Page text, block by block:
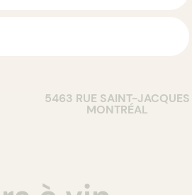
5463 RUE SAINT-JACQUES
MONTRÉAL